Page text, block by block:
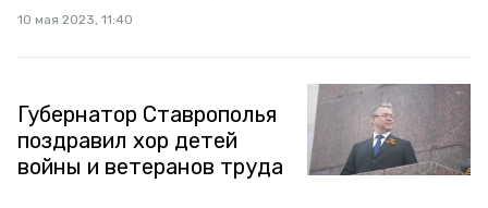
10 мая 2023, 11:40
Губернатор Ставрополья
поздравил хор детей
войны и ветеранов труда